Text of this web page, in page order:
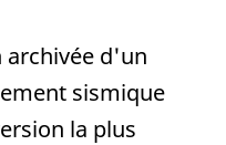
archivée d'un
sismique
la plus